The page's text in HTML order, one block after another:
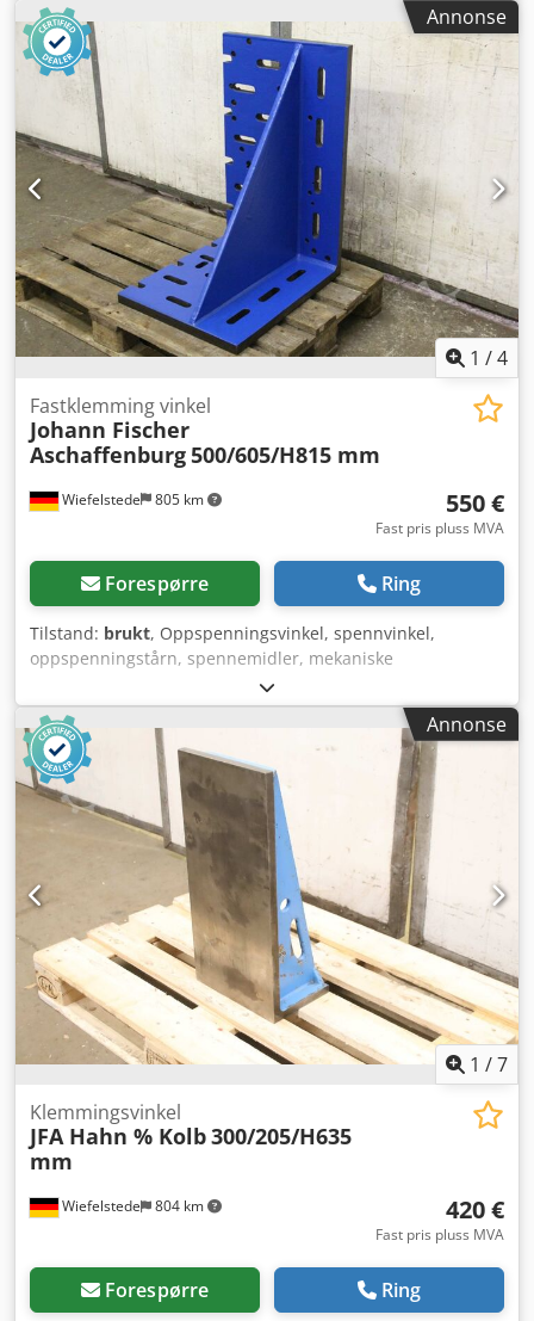
mellom T-spor / deling: 300 mm T-spor størrelse: 28 mm
Vekt per plate ca.: 5800 kg Antall samsvarende stykker: 1
Lengde: 5100 mm Dksdpfxexdwwfs Amxjr Bredde: 1500
mm Høyde: 350 mm
Annonse
1 /4
Wiefelstede 805 km
Fastklemming vinkel
Johann Fischer
Aschaffenburg500/605/H815 mm
550 €
Fast pris pluss MVA
Forespørre Ring
Tilstand: brukt, Oppspenningsvinkel, spennvinkel,
oppspenningstårn, spennemidler, mekaniske
spennelementer Dkededl Smdjpfx Amxer -
Oppspenningsvinkel for: oppspenning av arbeidsstykker -
Mål: 500/605/H815 mm - Veggtykkelse: 37 mm - Overflate:
frest - Langhull for oppspenning av arbeidsstykker: mm -
Antall: 1 stk. vinkel tilgjengelig - Pris: per stykk - Vekt: 225
kg/stk.
Annonse
1 /7
Wiefelstede 804 km
Klemmingsvinkel
JFA Hahn % Kolb300/205/H635
mm
420 €
Fast pris pluss MVA
Forespørre Ring